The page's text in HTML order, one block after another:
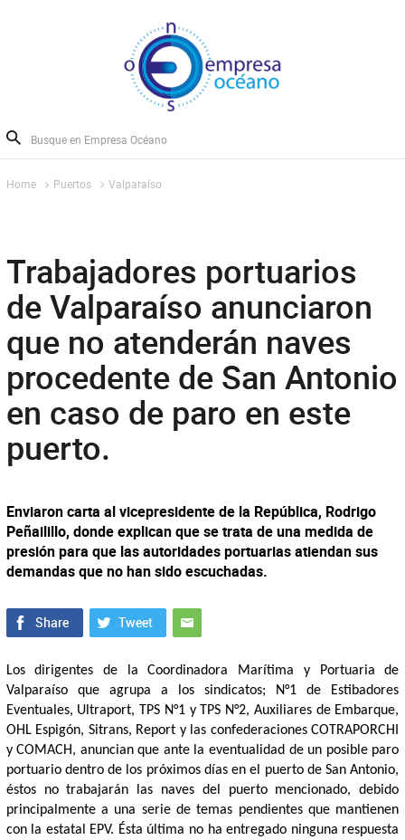
Home Puertos Valparaíso
Trabajadores portuarios
de Valparaíso anunciaron
que no atenderán naves
procedente de San Antonio
en caso de paro en este
puerto.
Enviaron carta al vicepresidente de la República, Rodrigo
Peñailillo, donde explican que se trata de una medida de
presión para que las autoridades portuarias atiendan sus
demandas que no han sido escuchadas.
Los dirigentes de la Coordinadora Marítima y Portuaria de
Valparaíso que agrupa a los sindicatos; N°1 de Estibadores
Eventuales, Ultraport, TPS N°1 y TPS N°2, Auxiliares de Embarque,
OHL Espigón, Sitrans, Report y las confederaciones COTRAPORCHI
y COMACH, anuncian que ante la eventualidad de un posible paro
portuario dentro de los próximos días en el puerto de San Antonio,
éstos no trabajarán las naves del puerto mencionado, debido
principalmente a una serie de temas pendientes que mantienen
con la estatal EPV. Ésta última no ha entregado ninguna respuesta